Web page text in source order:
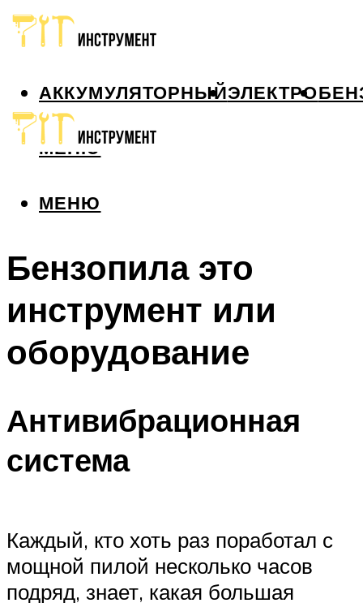
АККУМУЛЯТОРНЫЙЭЛЕКТРО
МЕНЮ
МЕНЮ
Бензопила это
инструмент или
оборудование
Антивибрационная
система
Каждый, кто хоть раз поработал с
мощной пилой несколько часов
подряд, знает, какая большая